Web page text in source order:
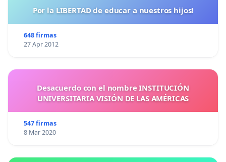
Por la LIBERTAD de educar a nuestros hijos!
648 firmas
27 Apr 2012
Desacuerdo con el nombre INSTITUCIÓN
UNIVERSITARIA VISIÓN DE LAS AMÉRICAS
547 firmas
8 Mar 2020